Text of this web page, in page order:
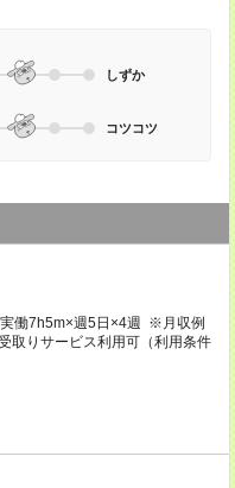
しずか
コツコツ
働7h5m×週5日×4週 ※月収例
取りサービス利用可（利用条件